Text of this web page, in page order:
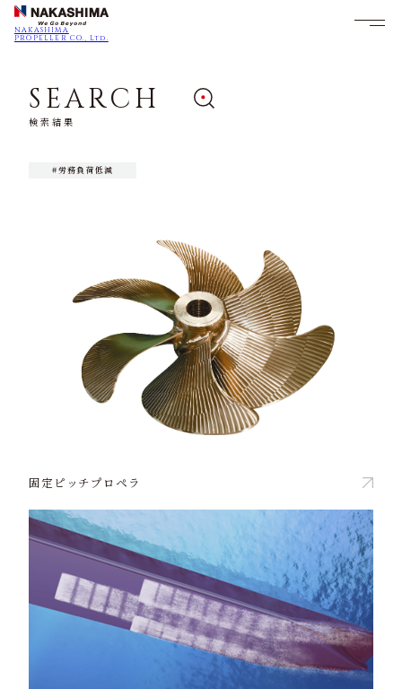
NAKASHIMA
PROPELLER CO., Ltd.
SEARCH
検索結果
#労務負荷低減
固定ピッチプロペラ